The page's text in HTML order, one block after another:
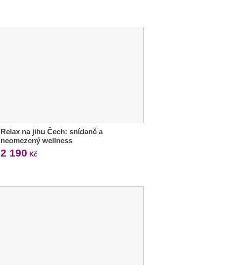
Relax na jihu Čech: snídaně a
neomezený wellness
2 190 Kč